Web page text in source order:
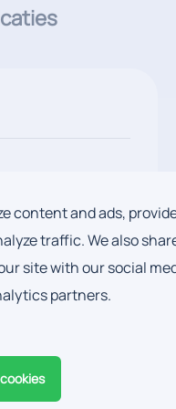
Dr. Alexander
content and ads,
traffic. We also
site with our social
partners.